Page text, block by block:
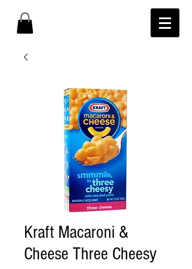
Kraft Macaroni &
Cheese Three Cheesy